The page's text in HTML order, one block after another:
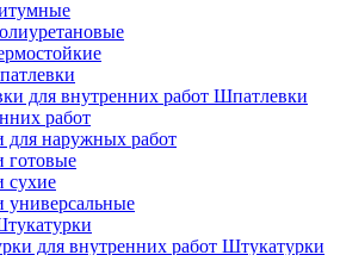
Шпатлевки
работ
для наружных работ
готовые
сухие
Штукатурки